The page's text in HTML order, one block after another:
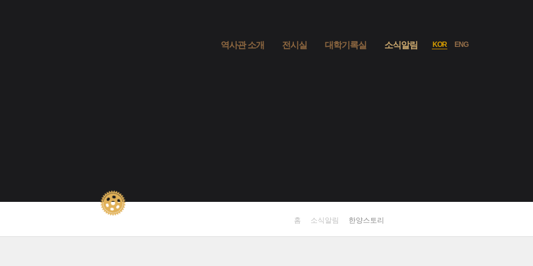
역사관 소개 전시실 대학기록실 소식알림 KOR ENG
홈 소식알림 한양스토리